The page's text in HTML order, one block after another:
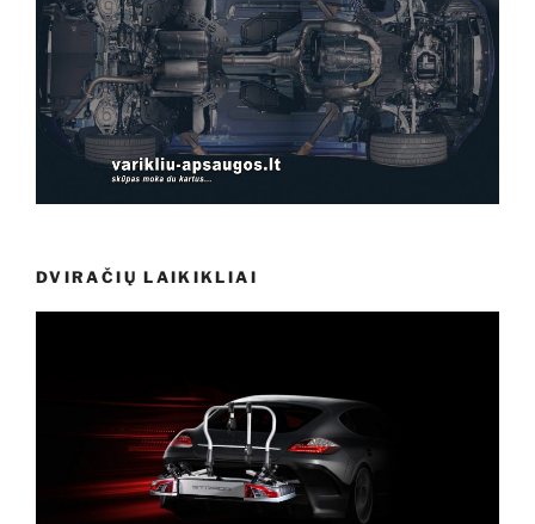
DVIRAČIŲ LAIKIKLIAI